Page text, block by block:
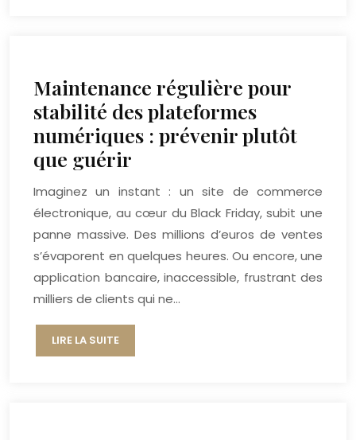
Maintenance régulière pour
stabilité des plateformes
numériques : prévenir plutôt
que guérir
Imaginez un instant : un site de commerce
électronique, au cœur du Black Friday, subit une
panne massive. Des millions d’euros de ventes
s’évaporent en quelques heures. Ou encore, une
application bancaire, inaccessible, frustrant des
milliers de clients qui ne…
LIRE LA SUITE